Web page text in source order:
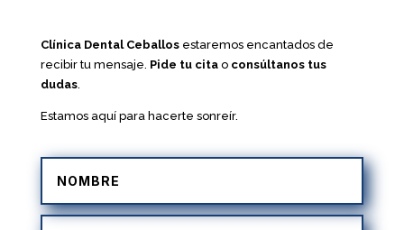
Clínica Dental Ceballosestaremos encantados de
recibir tu mensaje. Pide tu citao consúltanos tus
dudas.
Estamos aquí para hacerte sonreír.